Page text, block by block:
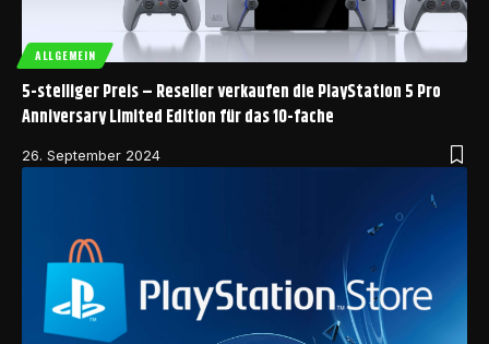
ALLGEMEIN
5-stelliger Preis – Reseller verkaufen die PlayStation 5 Pro
Anniversary Limited Edition für das 10-fache
26. September 2024